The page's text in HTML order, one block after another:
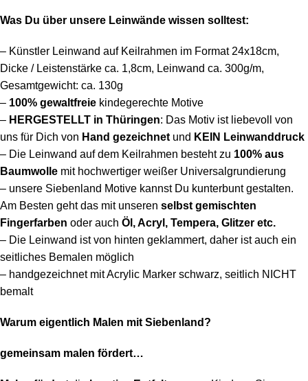
Was Du über unsere Leinwände wissen solltest:
– Künstler Leinwand auf Keilrahmen im Format 24x18cm,
Dicke / Leistenstärke ca. 1,8cm, Leinwand ca. 300g/m,
Gesamtgewicht: ca. 130g
– 100% gewaltfreie kindegerechte Motive
– HERGESTELLT in Thüringen: Das Motiv ist liebevoll von
uns für Dich von Hand gezeichnet und KEIN Leinwanddruck
– Die Leinwand auf dem Keilrahmen bestehtzu 100% aus
Baumwolle mit hochwertiger weißer Universalgrundierung
– unsere Siebenland Motive kannst Du kunterbunt gestalten.
Am Besten geht das mit unseren selbst gemischten
Fingerfarben oder auch Öl, Acryl, Tempera, Glitzer etc.
– Die Leinwand ist von hinten geklammert, daher ist auch ein
seitliches Bemalen möglich
– handgezeichnet mit Acrylic Marker schwarz, seitlich NICHT
bemalt
Warum eigentlich Malen mit Siebenland?
gemeinsam malen fördert…